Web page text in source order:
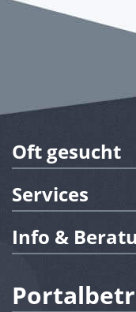
Oft gesucht
Services
Info &